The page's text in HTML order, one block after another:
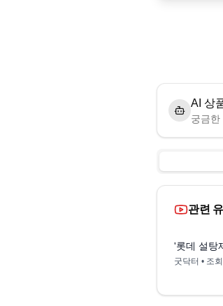
AI 상
궁금한
관련
'롯데 설탕
굿닥터 • 조